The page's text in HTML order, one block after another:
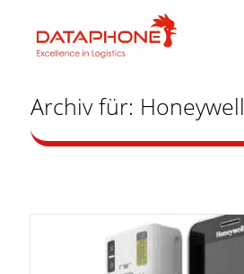
Archiv für: Honeywell